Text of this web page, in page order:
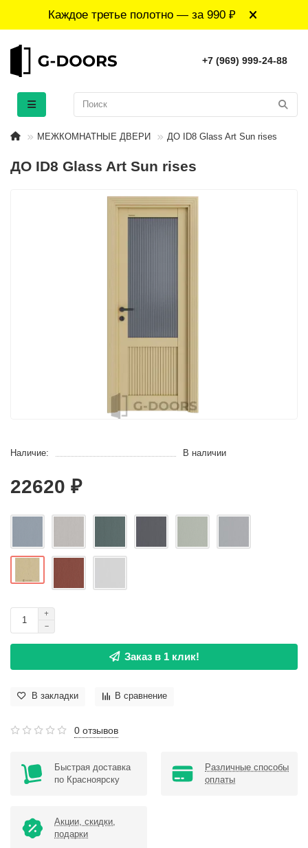
Каждое третье полотно — за 990 ₽
+7 (969) 999-24-88
МЕЖКОМНАТНЫЕ ДВЕРИ ДО ID8 Glass Art Sun rises
ДО ID8 Glass Art Sun rises
Наличие: В наличии
22620 ₽
Заказ в 1 клик!
В закладки В сравнение
0 отзывов
Быстрая доставка
по Красноярску
Различные способы
оплаты
Акции, скидки,
подарки